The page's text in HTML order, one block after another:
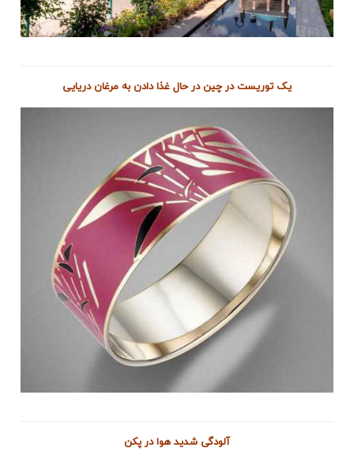
یک توریست در چین در حال غذا دادن به مرغان دریایی
آلودگی شدید هوا در پکن